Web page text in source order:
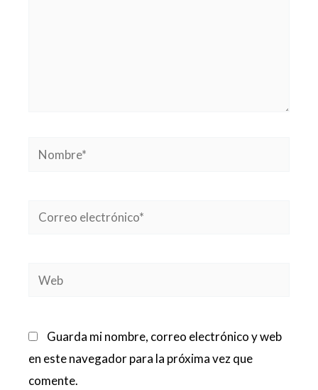
Nombre*
Correo
Web
Guarda mi nombre, correo electrónico y web
en este navegador para la próxima vez que
comente.